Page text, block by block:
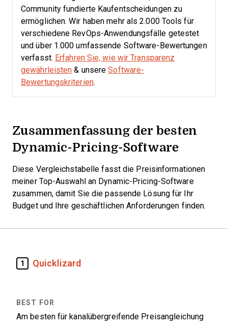
Community fundierte Kaufentscheidungen zu
ermöglichen. Wir haben mehr als 2.000 Tools für
verschiedene RevOps-Anwendungsfälle getestet
und über 1.000 umfassende Software-Bewertungen
verfasst. Erfahren Sie, wie wir Transparenz
gewährleisten & unsereSoftware-
Bewertungskriterien.
Zusammenfassung der besten
Dynamic-Pricing-Software
Diese Vergleichstabelle fasst die Preisinformationen
meiner Top-Auswahl an Dynamic-Pricing-Software
zusammen, damit Sie die passende Lösung für Ihr
Budget und Ihre geschäftlichen Anforderungen finden.
1 Quicklizard
Am besten für kanalübergreifende Preisangleichung